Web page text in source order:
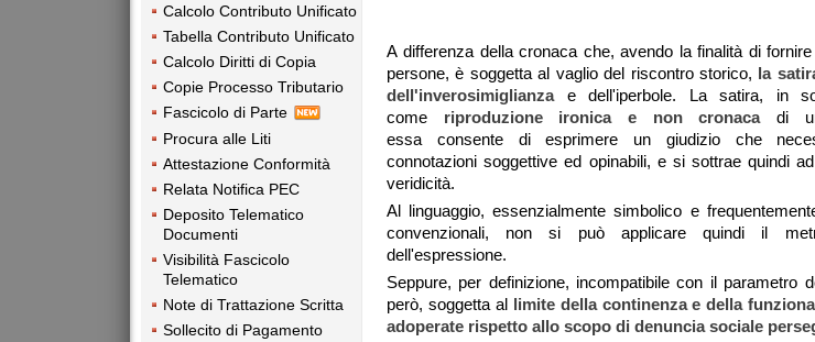
Calcolo Contributo Unificato
Tabella Contributo Unificato
Calcolo Diritti di Copia
Copie Processo Tributario
Fascicolo di Parte
Procura alle Liti
Attestazione Conformità
Relata Notifica PEC
Deposito Telematico
Documenti
Visibilità Fascicolo
Telematico
Note di Trattazione Scritta
Sollecito di Pagamento
A differenza della cronaca che, avendo la finalità di
persone, è soggetta al vaglio del riscontro storico, la
dell'inverosimiglianza e dell'iperbole. La satira, in
come riproduzione ironica e non cronacadi un
essa consente di esprimere un giudizio che
connotazioni soggettive ed opinabili, e si sottrae quindi
veridicità.
Al linguaggio, essenzialmente simbolico e
convenzionali, non si può applicare quindi il
dell'espressione.
Seppure, per definizione, incompatibile con il parametro
però, soggetta al limite della continenza e della
adoperate rispetto allo scopo di denuncia sociale